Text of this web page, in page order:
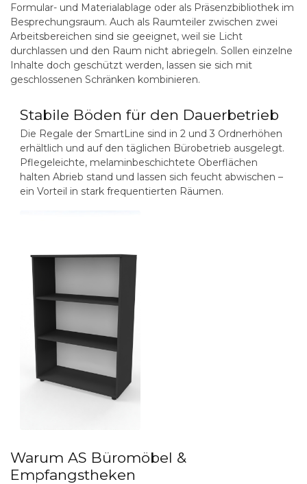
Formular- und Materialablage oder als Präsenzbibliothek im
Besprechungsraum. Auch als Raumteiler zwischen zwei
Arbeitsbereichen sind sie geeignet, weil sie Licht
durchlassen und den Raum nicht abriegeln. Sollen einzelne
Inhalte doch geschützt werden, lassen sie sich mit
geschlossenen Schränken kombinieren.
Stabile Böden für den Dauerbetrieb
Die Regale der SmartLine sind in 2 und 3 Ordnerhöhen
erhältlich und auf den täglichen Bürobetrieb ausgelegt.
Pflegeleichte, melaminbeschichtete Oberflächen
halten Abrieb stand und lassen sich feucht abwischen –
ein Vorteil in stark frequentierten Räumen.
Warum AS Büromöbel &
Empfangstheken